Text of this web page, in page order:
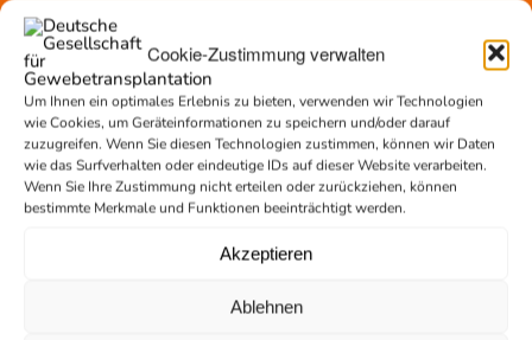
Cookie-Zustimmung verwalten
Um Ihnen ein optimales Erlebnis zu bieten, verwenden wir Technologien
wie Cookies, um Geräteinformationen zu speichern und/oder darauf
zuzugreifen. Wenn Sie diesen Technologien zustimmen, können wir Daten
wie das Surfverhalten oder eindeutige IDs auf dieser Website verarbeiten.
Wenn Sie Ihre Zustimmung nicht erteilen oder zurückziehen, können
bestimmte Merkmale und Funktionen beeinträchtigt werden.
Akzeptieren
Ablehnen
Gewebetransplantation
Gewebeprozessierung
Transplantatvermittlung